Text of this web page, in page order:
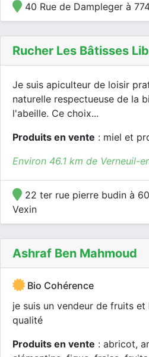
40 Rue de Dampleger à
Rucher Les Bâtisses
Je suis apiculteur de loisir
naturelle respectueuse de la
l'abeille. Ce choix...
Produits en vente : miel et
Environ 46.1 km de Verneuil-
22 ter rue pierre budin à
Vexin
Ashraf Ben Mahmoud
Bio Cohérence
je suis un vendeur de fruits et
qualité
Produits en vente : abricot,